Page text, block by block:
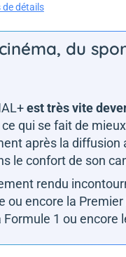
de détails
du
est très vite
qui se fait de
après la diffusion
le confort de son
rendu
encore la
1 ou encore